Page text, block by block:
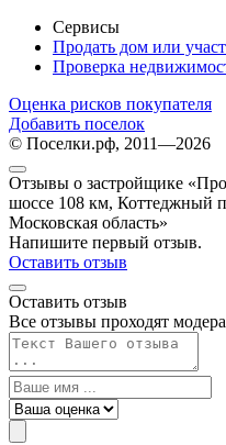
Сервисы
Продать дом или
Проверка
Оценка рисков покупателя
Добавить поселок
© Поселки.рф, 2011—2026
Отзывы о застройщике
шоссе 108 км, Коттеджный
Московская область»
Напишите первый отзыв.
Оставить отзыв
Оставить отзыв
Все отзывы проходят